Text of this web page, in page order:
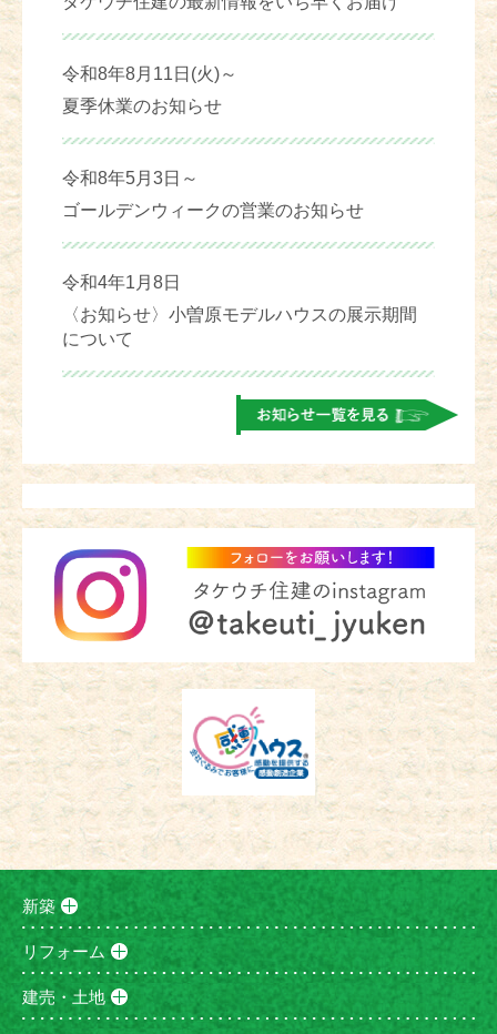
令和8年8月11日(火)～
夏季休業のお知らせ
令和8年5月3日～
ゴールデンウィークの営業のお知らせ
令和4年1月8日
〈お知らせ〉小曽原モデルハウスの展示期間
について
新築
リフォーム
建売・土地